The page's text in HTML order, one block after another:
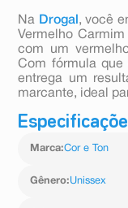
Na Drogal , você
Vermelho
com um
Com fórmula
entrega um
marcante, ideal
Marca:Cor e Ton
Gênero:Unissex